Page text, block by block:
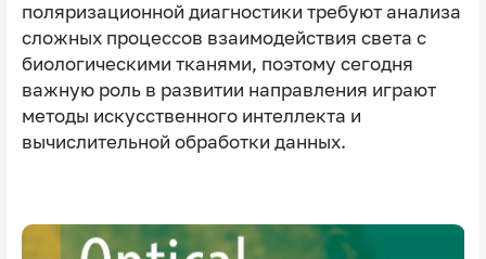
поляризационной диагностики требуют анализа
сложных процессов взаимодействия света с
биологическими тканями, поэтому сегодня
важную роль в развитии направления играют
методы искусственного интеллекта и
вычислительной обработки данных.